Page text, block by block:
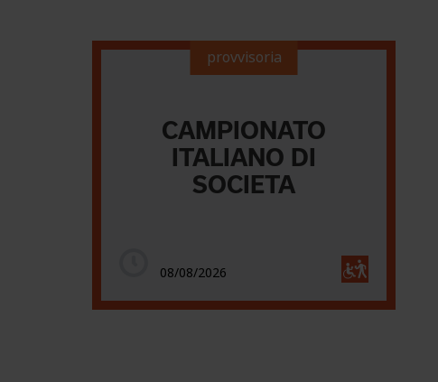
provvisoria
CAMPIONATO
ITALIANO DI
SOCIETA
08/08/2026